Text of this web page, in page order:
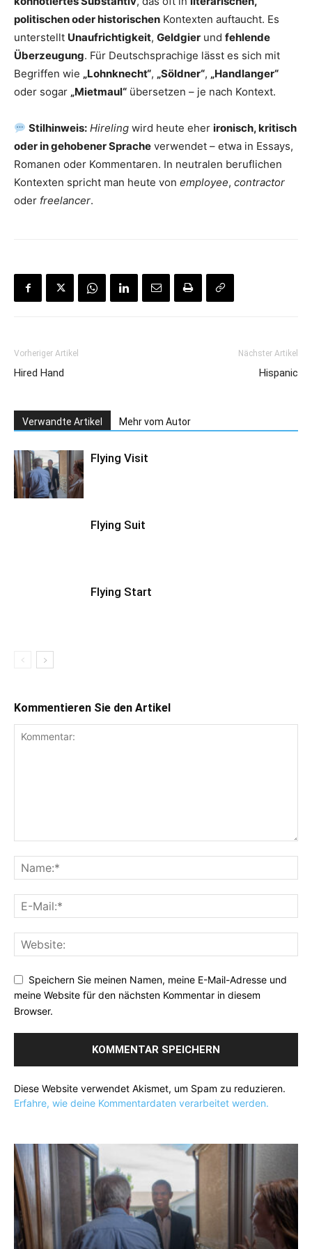
politischen oder historischen Kontexten auftaucht. Es
unterstellt Unaufrichtigkeit, Geldgier und fehlende
Überzeugung. Für Deutschsprachige lässt es sich mit
Begriffen wie „Lohnknecht“, „Söldner“, „Handlanger“
oder sogar „Mietmaul“ übersetzen – je nach Kontext.
Stilhinweis: Hireling wird heute eherironisch, kritisch
oder in gehobener Sprache verwendet – etwa in Essays,
Romanen oder Kommentaren. In neutralen beruflichen
Kontexten spricht man heute von employee, contractor
oder freelancer.
Vorheriger Artikel
Hired Hand
Nächster Artikel
Hispanic
Verwandte Artikel Mehr vom Autor
Flying Visit
Flying Suit
Flying Start
Kommentieren Sie den Artikel
Speichern Sie meinen Namen, meine E-Mail-Adresse und
meine Website für den nächsten Kommentar in diesem
Browser.
Diese Website verwendet Akismet, um Spam zu reduzieren.
Erfahre, wie deine Kommentardaten verarbeitet werden.